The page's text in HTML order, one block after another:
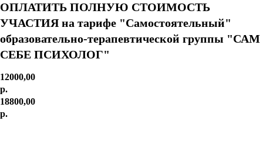
ОПЛАТИТЬ ПОЛНУЮ СТОИМОСТЬ
УЧАСТИЯ на тарифе "Самостоятельный"
образовательно-терапевтической группы "САМ
СЕБЕ ПСИХОЛОГ"
12000,00
р.
18800,00
р.